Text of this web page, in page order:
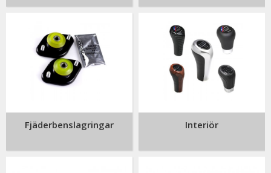
Fjäderbenslagringar Interiör